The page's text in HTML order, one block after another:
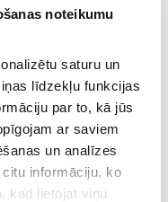
noteikumu
saturu un
līdzekļu funkcijas
par to, kā jūs
ar saviem
un analīzes
informāciju, ko
kad lietojat viņu